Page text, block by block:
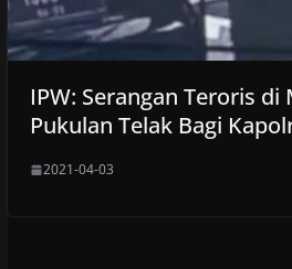
IPW: Serangan Teroris di
Pukulan Telak Bagi
2021-04-03